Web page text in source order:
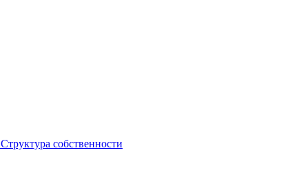
Структура собственности